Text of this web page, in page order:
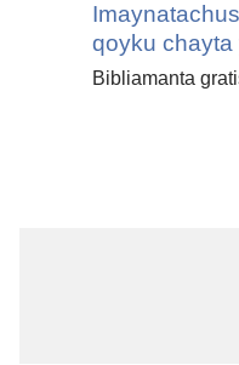
qoyku chayta
Bibliamanta